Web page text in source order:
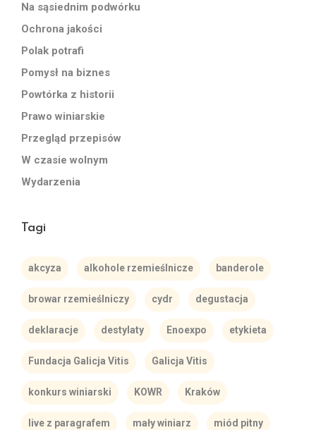
Na sąsiednim podwórku
Ochrona jakości
Polak potrafi
Pomysł na biznes
Powtórka z historii
Prawo winiarskie
Przegląd przepisów
W czasie wolnym
Wydarzenia
Tagi
akcyza alkohole rzemieślnicze banderole
browar rzemieślniczy cydr degustacja
deklaracje destylaty Enoexpo etykieta
Fundacja Galicja Vitis Galicja Vitis
konkurs winiarski KOWR Kraków
live z paragrafem mały winiarz miód pitny